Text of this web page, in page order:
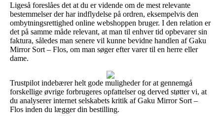
Ligeså foreslåes det at du er vidende om de mest relevante
bestemmelser der har indflydelse på ordren, eksempelvis den
ombytningsrettighed online webshoppen bruger. I den relation er
det på samme måde relevant, at man til enhver tid opbevarer sin
faktura, således man senere vil kunne bevidne handlen af Gaku
Mirror Sort – Flos, om man søger efter varer til en herre eller
dame.
Trustpilot indebærer helt gode muligheder for at gennemgå
forskellige øvrige forbrugeres opfattelser og derved støtter vi, at
du analyserer internet selskabets kritik af Gaku Mirror Sort –
Flos inden du lægger din bestilling.